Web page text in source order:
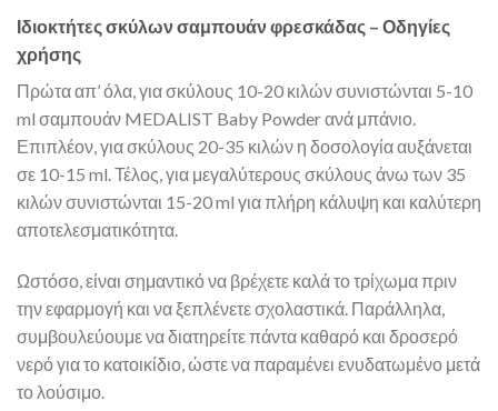
Ιδιοκτήτες σκύλων σαμπουάν φρεσκάδας – Οδηγίες
χρήσης
Πρώτα απ’ όλα, για σκύλους 10-20 κιλών συνιστώνται 5-10
ml σαμπουάν MEDALIST Baby Powder ανά μπάνιο.
Επιπλέον, για σκύλους 20-35 κιλών η δοσολογία αυξάνεται
σε 10-15 ml. Τέλος, για μεγαλύτερους σκύλους άνω των 35
κιλών συνιστώνται 15-20 ml για πλήρη κάλυψη και καλύτερη
αποτελεσματικότητα.
Ωστόσο, είναι σημαντικό να βρέχετε καλά το τρίχωμα πριν
την εφαρμογή και να ξεπλένετε σχολαστικά. Παράλληλα,
συμβουλεύουμε να διατηρείτε πάντα καθαρό και δροσερό
νερό για το κατοικίδιο, ώστε να παραμένει ενυδατωμένο μετά
το λούσιμο.